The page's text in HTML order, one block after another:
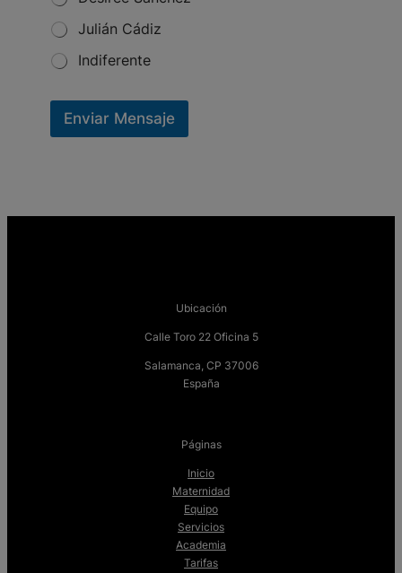
Julián Cádiz
Indiferente
Enviar Mensaje
Ubicación
Calle Toro 22 Oficina 5
Salamanca, CP 37006
España
Páginas
Inicio
Maternidad
Equipo
Servicios
Academia
Tarifas